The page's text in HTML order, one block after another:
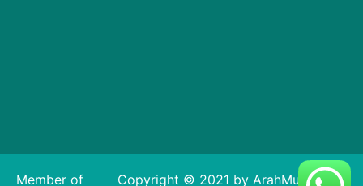
Member of Copyright © 2021 by ArahMuslim. All